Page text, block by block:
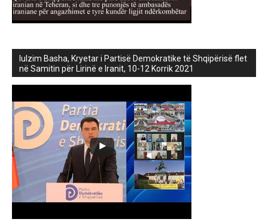
lulzim Basha, Kryetar i Partisë Demokratike të Shqipërisë flet
në Samitin për Lirinë e Iranit, 10-12 Korrik 2021